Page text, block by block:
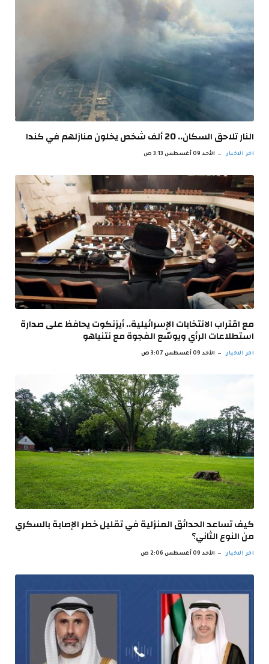
النار تلاحق السكان.. 20 ألف شخص يخلون منازلهم في كندا
اخر الاخبار الأحد 09 أغسطس 3:13 ص
مع اقتراب الانتخابات الإسرائيلية.. أيزنكوت يحافظ على صدارة
استطلاعات الرأي ويوسّع الفجوة مع نتنياهو
اخر الاخبار الأحد 09 أغسطس 3:07 ص
كيف تساعد الحدائق المنزلية في تقليل خطر الإصابة بالسكري
من النوع الثاني؟
اخر الاخبار الأحد 09 أغسطس 2:06 ص